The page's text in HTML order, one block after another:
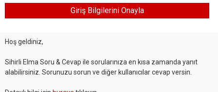
Hoş geldiniz,
Sihirli Elma Soru & Cevap ile sorularınıza en kısa zamanda yanıt
alabilirsiniz. Sorunuzu sorun ve diğer kullanıcılar cevap versin.